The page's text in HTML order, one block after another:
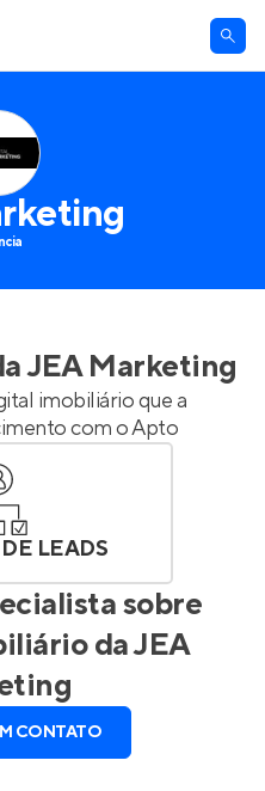
JEA Marketing
imobiliário que a
com o Apto
LEADS
sobre
daJEA
CONTATO